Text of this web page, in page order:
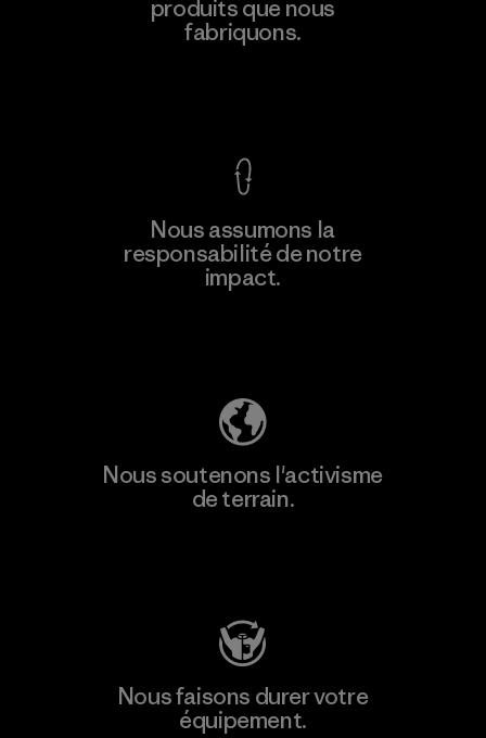
produits que nous
fabriquons.
Nous assumons la
responsabilité de notre
impact.
Nous soutenons l'activisme
de terrain.
Nous faisons durer votre
équipement.